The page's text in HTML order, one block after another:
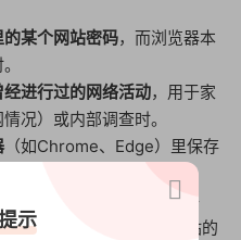
某个网站密码，而浏览器本
进行过的网络活动，用于家
况）或内部调查时。
（如Chrome、Edge）里保存
要分析某用户使用社交软件
视频或使用翻译网站的
示